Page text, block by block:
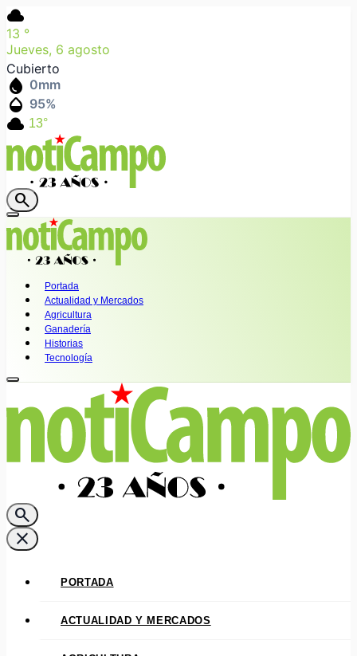
cloud
13 °
Jueves, 6 agosto
Cubierto
water_drop 0mm
humidity_mid 95%
cloud 13°
search
Portada
Actualidad y Mercados
Agricultura
Ganadería
Historias
Tecnología
search
close
PORTADA
ACTUALIDAD Y MERCADOS